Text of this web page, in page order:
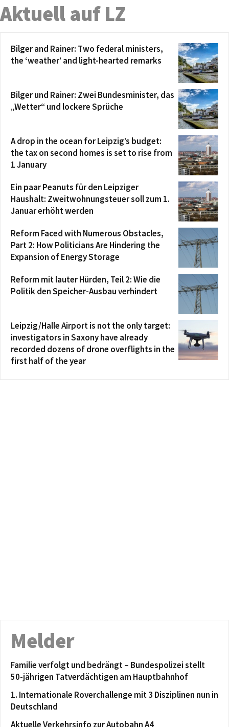
Aktuell auf LZ
Bilger and Rainer: Two federal ministers,
the ‘weather’ and light-hearted remarks
Bilger und Rainer: Zwei Bundesminister, das
„Wetter“ und lockere Sprüche
A drop in the ocean for Leipzig’s budget:
the tax on second homes is set to rise from
1 January
Ein paar Peanuts für den Leipziger
Haushalt: Zweitwohnungsteuer soll zum 1.
Januar erhöht werden
Reform Faced with Numerous Obstacles,
Part 2: How Politicians Are Hindering the
Expansion of Energy Storage
Reform mit lauter Hürden, Teil 2: Wie die
Politik den Speicher-Ausbau verhindert
Leipzig/Halle Airport is not the only target:
investigators in Saxony have already
recorded dozens of drone overflights in the
first half of the year
Melder
Familie verfolgt und bedrängt – Bundespolizei stellt
50-jährigen Tatverdächtigen am Hauptbahnhof
1. Internationale Roverchallenge mit 3 Disziplinen nun in
Deutschland
Aktuelle Verkehrsinfo zur Autobahn A4